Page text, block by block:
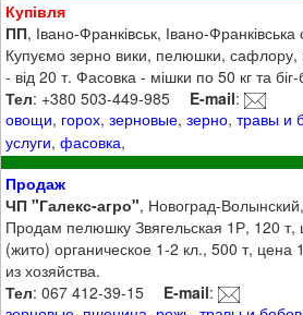
Купівля
ПП, Івано-Франківськ, Івано-Франківська
Купуємо зерно вики, пелюшки, сафлору,
- від 20 т. Фасовка - мішки по 50 кг та біг-
Тел: +380 503-449-985 E-mail:
овощи, горох,зерновые,зерно,травы и
услуги,фасовка,
Продаж
ЧП "Галекс-агро", Новоград-
Продам пелюшку Звягельская 1Р, 120 т,
(жито) органическое 1-2 кл., 500 т, цена
из хозяйства.
Тел: 067 412-39-15 E-mail: